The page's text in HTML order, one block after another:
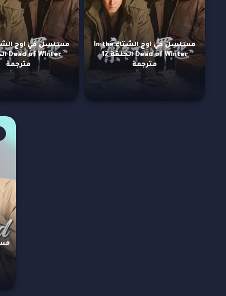
مسلسل في اوج الشتاء In the
Dead of Winter الحلقة 12
مترجمة
مترجمة